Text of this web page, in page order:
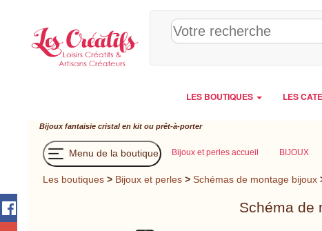
LES BOUTIQUES LES
Bijoux fantaisie cristal en kit ou prêt-à-porter
Menu de la boutique Bijoux et perles accueil BIJOUX
Les boutiques > Bijoux et perles > Schémas de montage bijoux
Schéma de